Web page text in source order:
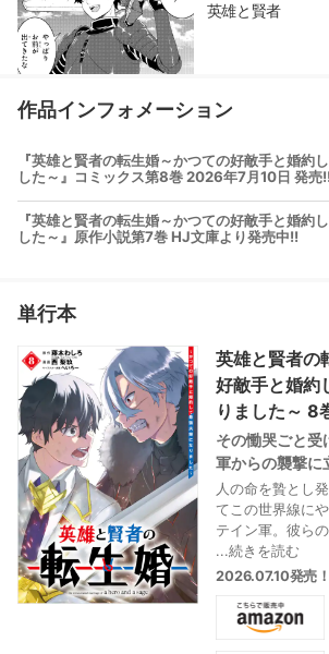
英雄と賢者
作品インフォメーション
『英雄と賢者の転生婚～かつての好敵手と婚約
した～』コミックス第8巻 2026年7月10日 発売!!
『英雄と賢者の転生婚～かつての好敵手と婚約
した～』原作小説第7巻 HJ文庫より発売中!!
単行本
英雄と賢者の
好敵手と婚約
りました～ 8
その慟哭ごと受
軍からの襲撃に
人の命を贄とし
てこの世界線に
テイン軍。彼ら
により人類は滅
た…。禁呪を発生
死なせないと決
仲間たちや家族
いに挑む!
...続きを読む
2026.07.10発売！